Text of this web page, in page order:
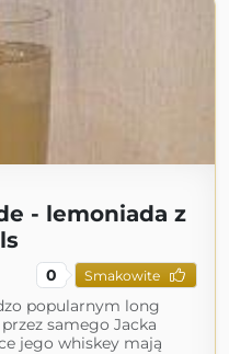
- lemoniada z
0 Smakowite
popularnym long
samego Jacka
jego whiskey mają